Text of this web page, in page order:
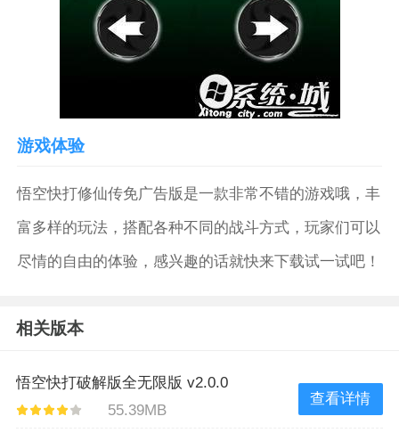
游戏体验
悟空快打修仙传免广告版是一款非常不错的游戏哦，丰
富多样的玩法，搭配各种不同的战斗方式，玩家们可以
尽情的自由的体验，感兴趣的话就快来下载试一试吧！
相关版本
悟空快打破解版全无限版 v2.0.0
55.39MB
查看详情